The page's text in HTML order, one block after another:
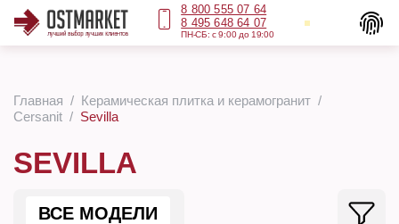
8 800 555 07 64
8 495 648 64 07
ПН-СБ: с 9:00 до 19:00
Главная
Керамическая плитка и керамогранит
Cersanit
Sevilla
SEVILLA
ВСЕ МОДЕЛИ